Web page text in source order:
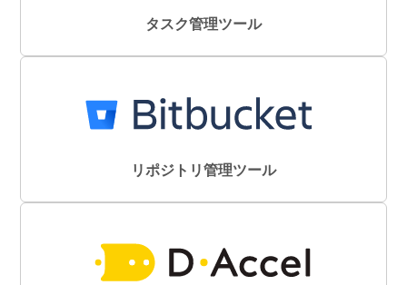
タスク管理ツール
リポジトリ管理ツール